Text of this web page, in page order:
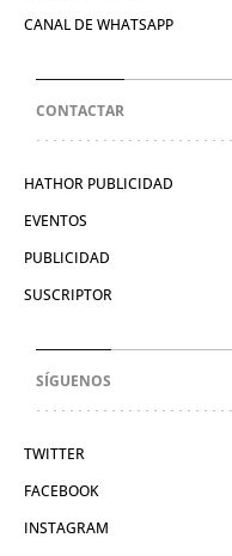
CANAL DE WHATSAPP
CONTACTAR
HATHOR PUBLICIDAD
EVENTOS
PUBLICIDAD
SUSCRIPTOR
SÍGUENOS
TWITTER
FACEBOOK
INSTAGRAM